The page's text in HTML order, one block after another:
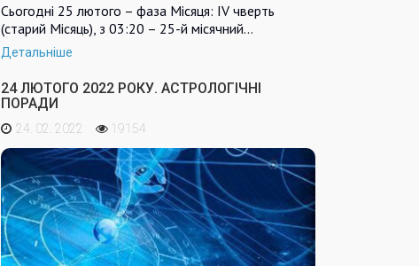
Сьогодні 25 лютого – фаза Місяця: IV чверть
(старий Місяць), з 03:20 – 25-й місячний…
Детальніше
24 ЛЮТОГО 2022 РОКУ. АСТРОЛОГІЧНІ
ПОРАДИ
24. 02. 2022 19154